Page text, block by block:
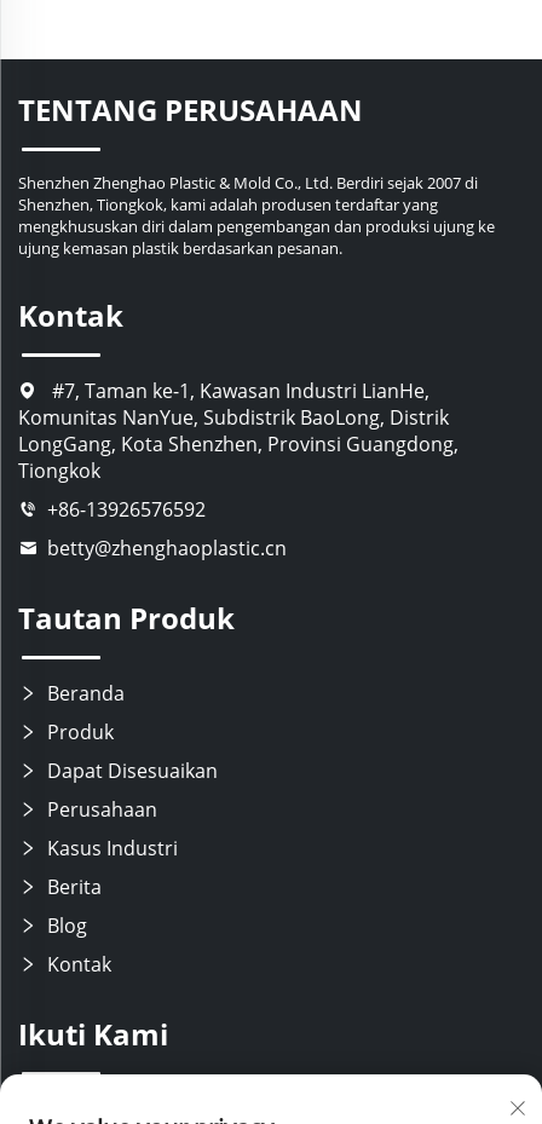
TENTANG PERUSAHAAN
Shenzhen Zhenghao Plastic & Mold Co., Ltd. Berdiri sejak 2007 di
Shenzhen, Tiongkok, kami adalah produsen terdaftar yang
mengkhususkan diri dalam pengembangan dan produksi ujung ke
ujung kemasan plastik berdasarkan pesanan.
Kontak
#7, Taman ke-1, Kawasan Industri LianHe,
Komunitas NanYue, Subdistrik BaoLong, Distrik
LongGang, Kota Shenzhen, Provinsi Guangdong,
Tiongkok
+86-13926576592
betty@zhenghaoplastic.cn
Tautan Produk
Beranda
Produk
Dapat Disesuaikan
Perusahaan
Kasus Industri
Berita
Blog
Kontak
Ikuti Kami